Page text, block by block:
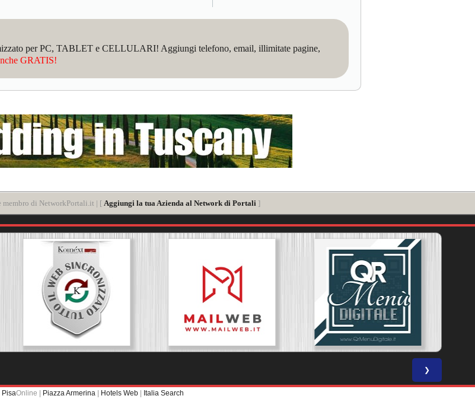
per PC, TABLET e CELLULARI! Aggiungi telefono, email, illimitate pagine,
GRATIS!
membro di NetworkPortali.it | [ Aggiungi la tua Azienda al Network di Portali ]
❯
PisaOnline | Piazza Armerina | Hotels Web | Italia Search